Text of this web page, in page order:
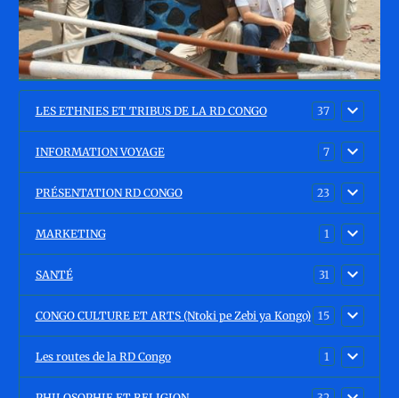
LES ETHNIES ET TRIBUS DE LA RD CONGO 37
INFORMATION VOYAGE 7
PRÉSENTATION RD CONGO 23
MARKETING 1
SANTÉ 31
CONGO CULTURE ET ARTS (Ntoki pe Zebi ya Kongo) 15
Les routes de la RD Congo 1